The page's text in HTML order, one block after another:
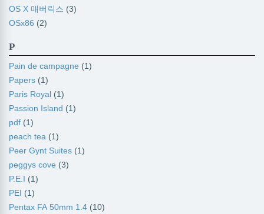
OS X 매버릭스 (3)
OSx86 (2)
P
Pain de campagne (1)
Papers (1)
Paris Royal (1)
Passion Island (1)
pdf (1)
peach tea (1)
Peer Gynt Suites (1)
peggys cove (3)
P.E.I (1)
PEI (1)
Pentax FA 50mm 1.4 (10)